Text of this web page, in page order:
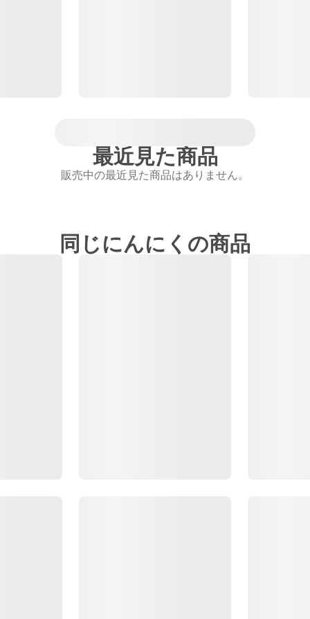
最近見た商品
販売中の最近見た商品はありません。
同じにんにくの商品